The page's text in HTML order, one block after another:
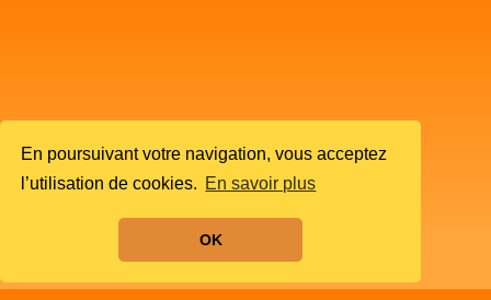
En poursuivant votre navigation, vous acceptez
l’utilisation de cookies. En savoir plus
OK